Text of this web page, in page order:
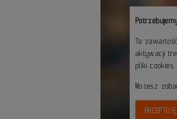
Ta
aktywacji
pliki cookies.
Możesz
AKCEPTUJĘ